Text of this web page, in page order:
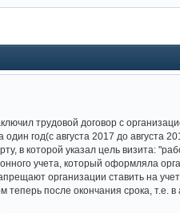
трудовой договор с
год(с августа 2017 до августа
в которой указал цель визита:
учета, который оформляла
организации ставить на
после окончания срока, т.е.